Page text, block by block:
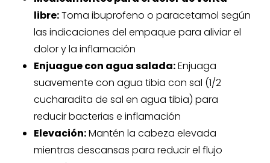
libre:Toma ibuprofeno o paracetamol según
las indicaciones del empaque para aliviar el
dolor y la inflamación
Enjuague con agua salada:Enjuaga
suavemente con agua tibia con sal (1/2
cucharadita de sal en agua tibia) para
reducir bacterias e inflamación
Elevación:Mantén la cabeza elevada
mientras descansas para reducir el flujo